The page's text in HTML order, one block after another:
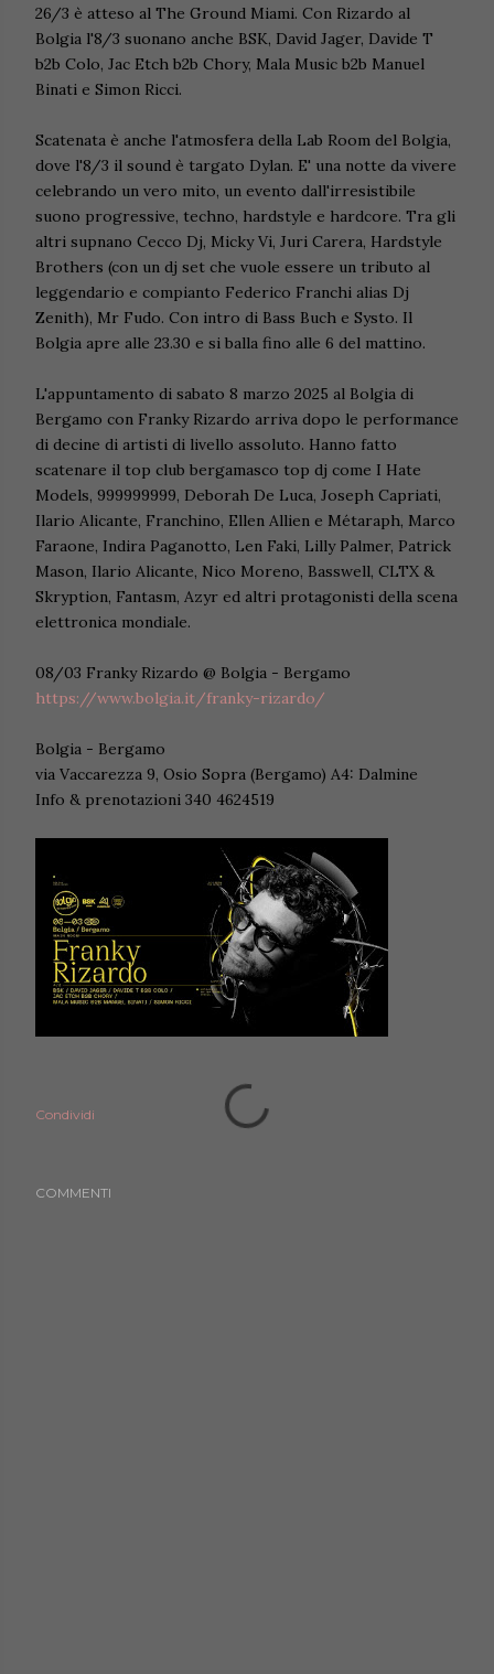
26/3 è atteso al The Ground Miami. Con Rizardo al
Bolgia l'8/3 suonano anche BSK, David Jager, Davide T
b2b Colo, Jac Etch b2b Chory, Mala Music b2b Manuel
Binati e Simon Ricci.
Scatenata è anche l'atmosfera della Lab Room del Bolgia,
dove l'8/3 il sound è targato Dylan. E' una notte da vivere
celebrando un vero mito, un evento dall'irresistibile
suono progressive, techno, hardstyle e hardcore. Tra gli
altri supnano Cecco Dj, Micky Vi, Juri Carera, Hardstyle
Brothers (con un dj set che vuole essere un tributo al
leggendario e compianto Federico Franchi alias Dj
Zenith), Mr Fudo. Con intro di Bass Buch e Systo. Il
Bolgia apre alle 23.30 e si balla fino alle 6 del mattino.
L'appuntamento di sabato 8 marzo 2025 al Bolgia di
Bergamo con Franky Rizardo arriva dopo le performance
di decine di artisti di livello assoluto. Hanno fatto
scatenare il top club bergamasco top dj come I Hate
Models, 999999999, Deborah De Luca, Joseph Capriati,
Ilario Alicante, Franchino, Ellen Allien e Métaraph, Marco
Faraone, Indira Paganotto, Len Faki, Lilly Palmer, Patrick
Mason, Ilario Alicante, Nico Moreno, Basswell, CLTX &
Skryption, Fantasm, Azyr ed altri protagonisti della scena
elettronica mondiale.
08/03 Franky Rizardo @ Bolgia - Bergamo
https://www.bolgia.it/franky-rizardo/
Bolgia - Bergamo
via Vaccarezza 9, Osio Sopra (Bergamo) A4: Dalmine
Info & prenotazioni 340 4624519
Condividi
COMMENTI